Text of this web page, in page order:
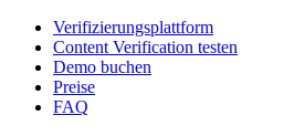
Verifizierungsplattform
Content Verification testen
Demo buchen
Preise
FAQ